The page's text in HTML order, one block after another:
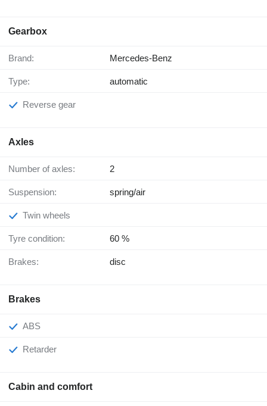
Gearbox
Brand: Mercedes-Benz
Type: automatic
Reverse gear
Axles
Number of axles: 2
Suspension: spring/air
Twin wheels
Tyre condition: 60 %
Brakes: disc
Brakes
ABS
Retarder
Cabin and comfort